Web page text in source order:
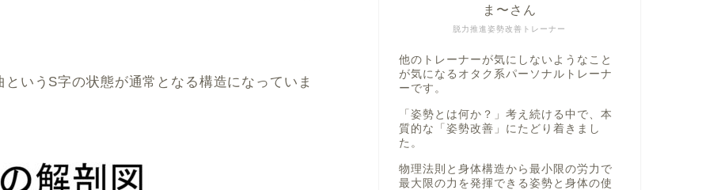
いうS字の状態が通常となる構造になっていま
脱力推進姿勢改善トレーナー
ま〜さん
他のトレーナーが気にしないようなこと
が気になるオタク系パーソナルトレーナ
ーです。
「姿勢とは何か？」考え続ける中で、本
質的な「姿勢改善」にたどり着きまし
た。
物理法則と身体構造から最小限の労力で
最大限の力を発揮できる姿勢と身体の使